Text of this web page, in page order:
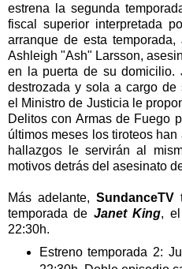
estrena la segunda
fiscal superior interpretada
arranque de esta
Ashleigh "Ash" Larsson,
en la puerta de su domicilio.
destrozada y sola a cargo de
el Ministro de Justicia le
Delitos con Armas de Fuego
últimos meses los tiroteos
hallazgos le servirán al
motivos detrás del asesinato
Más adelante, SundanceTV
temporada de Janet King,
22:30h.
Estreno temporada 2: